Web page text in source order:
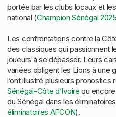
portée par les clubs locaux et
national (Champion Sénégal 2025
Les confrontations contre la
des classiques qui passionnent
joueurs à se dépasser. Leurs
variées obligent les Lions à une
l’ont illustré plusieurs pronostics
Sénégal-Côte d’Ivoire ou
du Sénégal dans les
éliminatoires AFCON).